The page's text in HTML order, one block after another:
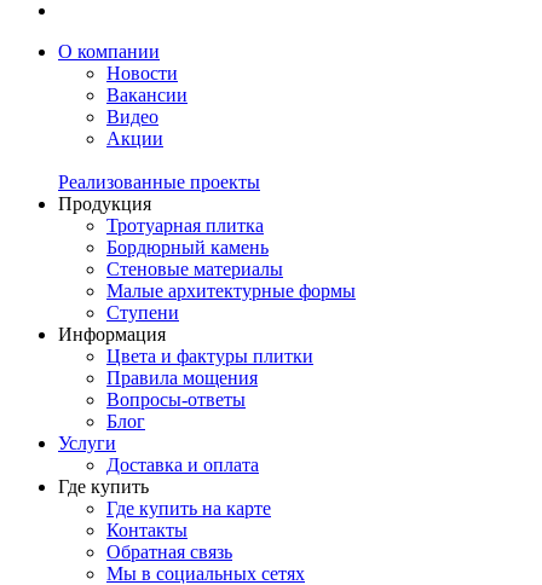
О компании
Новости
Вакансии
Видео
Акции
Реализованные проекты
Продукция
Тротуарная плитка
Бордюрный камень
Стеновые материалы
Малые архитектурные формы
Ступени
Информация
Цвета и фактуры плитки
Правила мощения
Вопросы-ответы
Блог
Услуги
Доставка и оплата
Где купить
Где купить на карте
Контакты
Обратная связь
Мы в социальных сетях